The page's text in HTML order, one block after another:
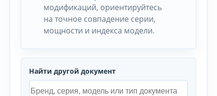
модификаций, ориентируйтесь
на точное совпадение серии,
мощности и индекса модели.
Найти другой документ